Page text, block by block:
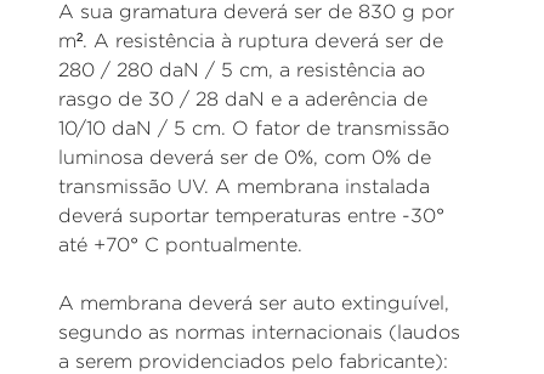
A sua gramatura deverá ser de 830 g por
m². A resistência à ruptura deverá ser de
280 / 280 daN / 5 cm, a resistência ao
rasgo de 30 / 28 daN e a aderência de
10/10 daN / 5 cm. O fator de transmissão
luminosa deverá ser de 0%, com 0% de
transmissão UV. A membrana instalada
deverá suportar temperaturas entre -30°
até +70° C pontualmente.
A membrana deverá ser auto extinguível,
segundo as normas internacionais (laudos
a serem providenciados pelo fabricante):